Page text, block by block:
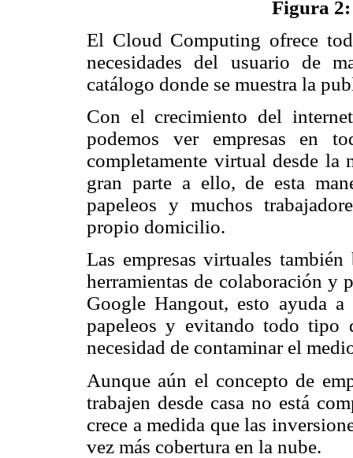
Figura
El Cloud Computing ofrece
necesidades del usuario de
catálogo donde se muestra la
Con el crecimiento del
podemos ver empresas en
completamente virtual desde la
gran parte a ello, de esta
papeleos y muchos
propio domicilio.
Las empresas virtuales
herramientas de colaboración
Google Hangout, esto ayuda
papeleos y evitando todo tipo
necesidad de contaminar el
Aunque aún el concepto de
trabajen desde casa no está
crece a medida que las
vez más cobertura en la nube.